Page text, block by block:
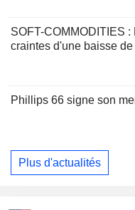
SOFT-COMMODITIES
craintes d'une baisse
Phillips 66 signe son
Plus d'actualités